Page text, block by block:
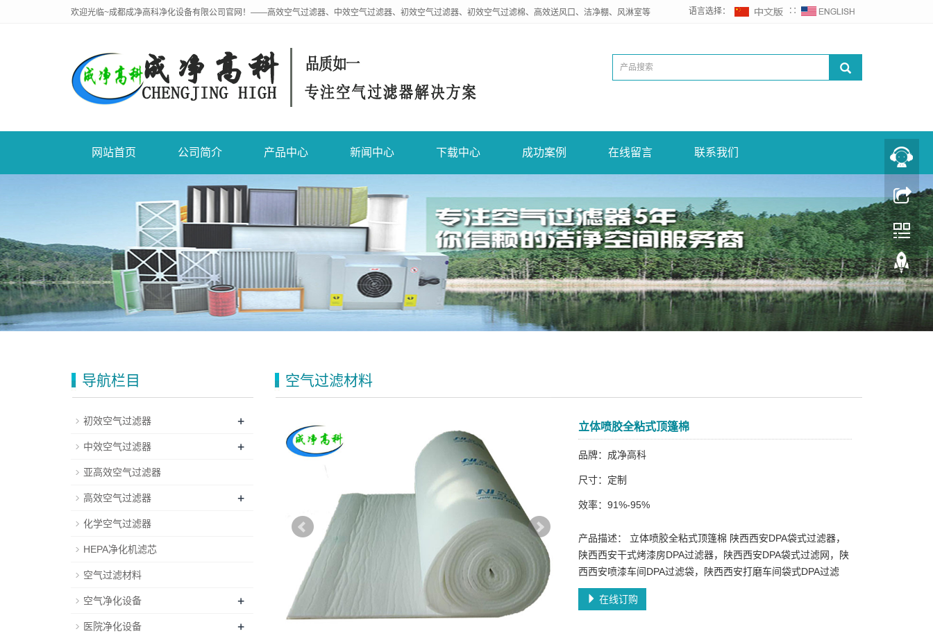
欢迎光临~成都成净高科净化设备有限公司官网！——高效空气过滤器、中效空气过滤器、初效空气过滤器、初效空气过滤棉、高效送风口、洁净棚、风淋室等 语言选择： ∷
网站首页 公司简介 产品中心 新闻中心 下载中心 成功案例 在线留言 联系我们
空气过滤材料
立体喷胶全粘式顶篷棉
品牌：成净高科
尺寸：定制
效率：91%-95%
产品描述： 立体喷胶全粘式顶篷棉 陕西西安DPA袋式过滤器，
陕西西安干式烤漆房DPA过滤器，陕西西安DPA袋式过滤网，陕
西西安喷漆车间DPA过滤袋，陕西西安打磨车间袋式DPA过滤
在线订购
导航栏目
初效空气过滤器 +
中效空气过滤器 +
亚高效空气过滤器
高效空气过滤器 +
化学空气过滤器
HEPA净化机滤芯
空气过滤材料
空气净化设备 +
医院净化设备 +